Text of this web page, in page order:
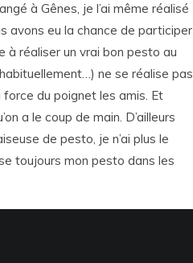
à Gênes, je l’ai même réalisé
avons eu la chance de participer
à réaliser un vrai bon pesto au
ne se réalise pas
du poignet les amis. Et
a le coup de main. D’ailleurs
de pesto, je n’ai plus le
toujours mon pesto dans les